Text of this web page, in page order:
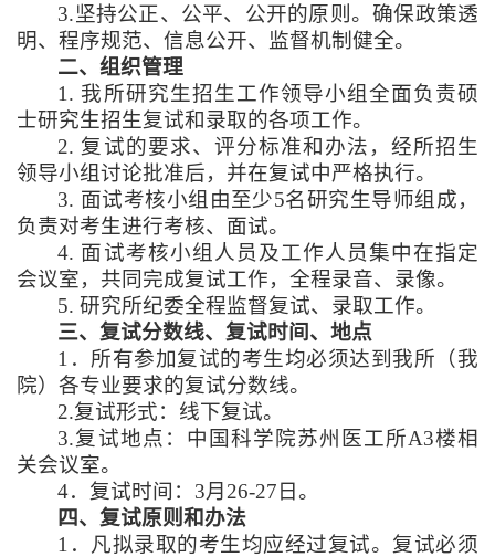
3.坚持公正、公平、公开的原则。确保政策透
明、程序规范、信息公开、监督机制健全。
二、组织管理
1. 我所研究生招生工作领导小组全面负责硕
士研究生招生复试和录取的各项工作。
2. 复试的要求、评分标准和办法，经所招生
领导小组讨论批准后，并在复试中严格执行。
3. 面试考核小组由至少5名研究生导师组成，
负责对考生进行考核、面试。
4. 面试考核小组人员及工作人员集中在指定
会议室，共同完成复试工作，全程录音、录像。
5.研究所纪委全程监督复试、录取工作。
三、复试分数线、复试时间、地点
1 ．所有参加复试的考生均必须达到我所（我
院）各专业要求的复试分数线。
2.复试形式：线下复试。
3.复试地点：中国科学院苏州医工所A3楼相
关会议室。
4．复试时间： 3月 26-27 日。
四、复试原则和办法
1 ．凡拟录取的考生均应经过复试。复试必须